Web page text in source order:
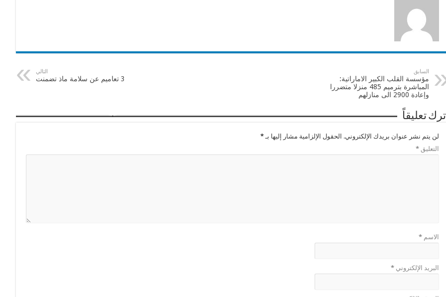
السابق
مؤسسة القلب الكبير الاماراتية:
المباشرة بترميم 485 منزلا متضررا
وإعادة 2900 الى منازلهم
التالي
3 تعاميم عن سلامة ماذ تضمنت
تعليقاً
لن يتم نشر عنوان بريدك الإلكتروني. الحقول الإلزامية مشار إليها بـ *
التعليق *
الاسم *
البريد الإلكتروني *